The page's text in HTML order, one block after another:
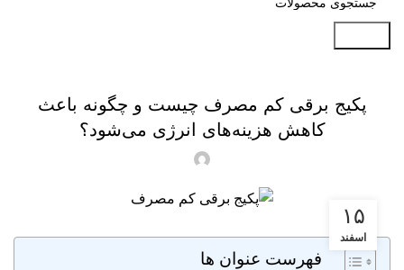
پکیج برقی کم مصرف چیست و چگونه باعث
کاهش هزینه‌های انرژی می‌شود؟
۱۵
اسفند
فهرست عنوان ها